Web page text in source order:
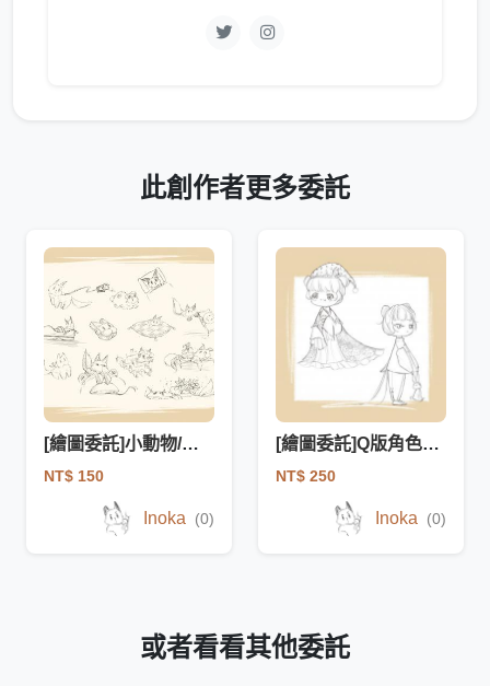
此創作者更多委託
[繪圖委託]小動物/物件手繪風格插圖-OC/同人/原創/貼圖
NT$ 150
Inoka (0)
[繪圖委託]Q版角色線稿插圖-單人/多人/OC/同人/原創
NT$ 250
Inoka (0)
或者看看其他委託